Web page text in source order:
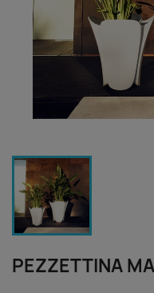
PEZZETTINA